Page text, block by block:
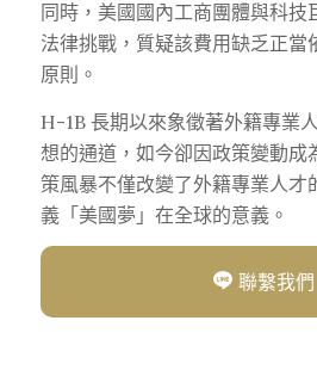
同時，美國國內工商團體與科技
法律挑戰，質疑該費用缺乏正當
原則。
H-1B 長期以來象徵著外籍專業
想的通道，如今卻因政策變動成
策風暴不僅改變了外籍專業人才
義「美國夢」在全球的意義。
聯繫我們